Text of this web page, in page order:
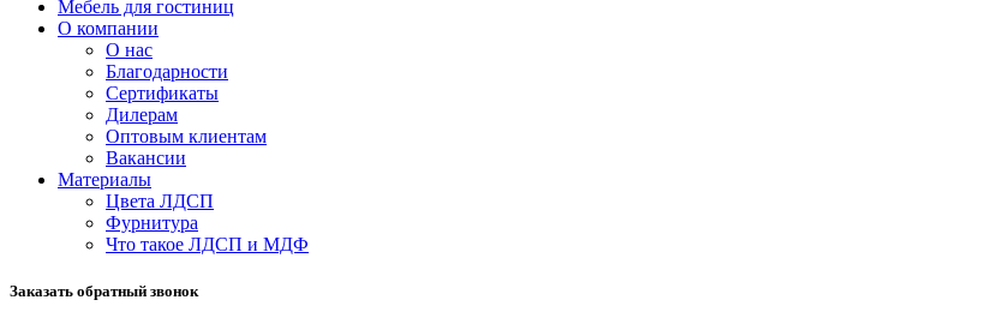
Мебель для гостиниц
О компании
О нас
Благодарности
Сертификаты
Дилерам
Оптовым клиентам
Вакансии
Материалы
Цвета ЛДСП
Фурнитура
Что такое ЛДСП и МДФ
Заказать обратный звонок